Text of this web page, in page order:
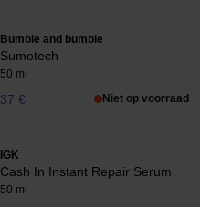
Bumble and bumble
Sumotech
50 ml
37 € Niet op voorraad
IGK
Cash In Instant Repair Serum
50 ml